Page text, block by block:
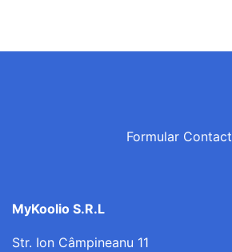
Formular Contact
MyKoolio S.R.L
Str. Ion Câmpineanu 11